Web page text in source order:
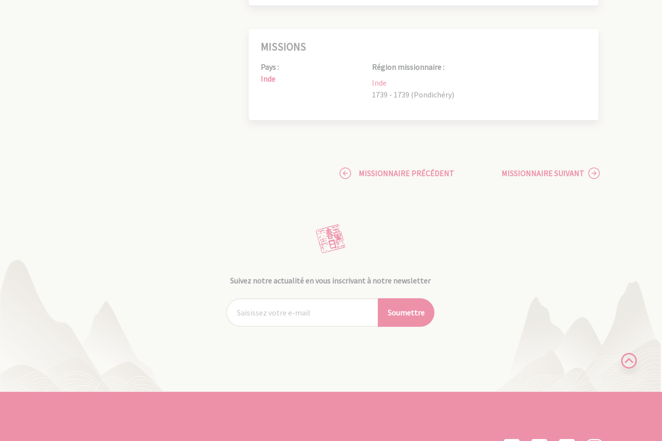
MISSIONS
Pays :
Inde
Région missionnaire :
Inde
1739 - 1739 (Pondichéry)
MISSIONNAIRE PRÉCÉDENT MISSIONNAIRE SUIVANT
Suivez notre actualité en vous inscrivant à notre newsletter
Soumettre